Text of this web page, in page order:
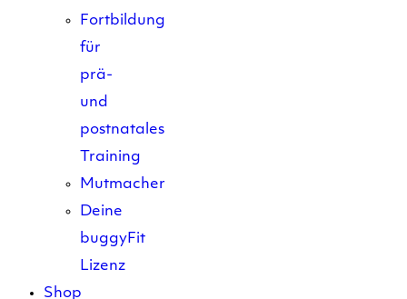
Fortbildung
für
prä-
und
postnatales
Training
Mutmacher
Deine
buggyFit
Lizenz
Shop